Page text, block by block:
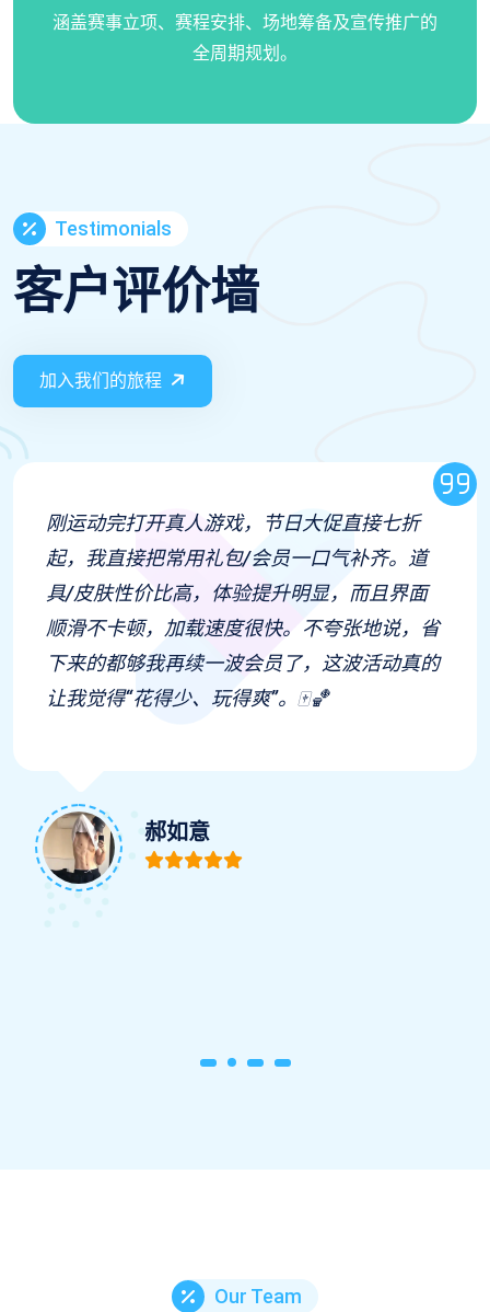
涵盖赛事立项、赛程安排、场地筹备及宣传推广的
全周期规划。
Testimonials
客户评价墙
加入我们的旅程
刚运动完打开真人游戏，节日大促直接七折
起，我直接把常用礼包/会员一口气补齐。道
具/皮肤性价比高，体验提升明显，而且界面
顺滑不卡顿，加载速度很快。不夸张地说，省
下来的都够我再续一波会员了，这波活动真的
让我觉得“花得少、玩得爽”。🀄🏀
郝如意
Our Team